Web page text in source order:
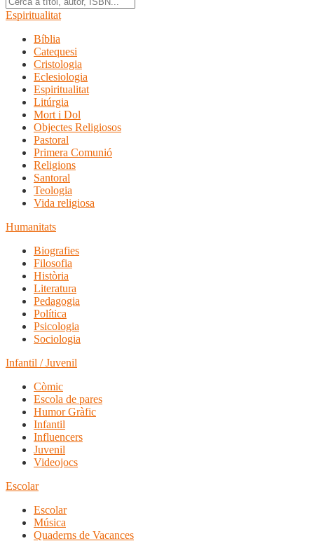
Espiritualitat
Bíblia
Catequesi
Cristologia
Eclesiologia
Espiritualitat
Litúrgia
Mort i Dol
Objectes Religiosos
Pastoral
Primera Comunió
Religions
Santoral
Teologia
Vida religiosa
Humanitats
Biografies
Filosofia
Història
Literatura
Pedagogia
Política
Psicologia
Sociologia
Infantil / Juvenil
Còmic
Escola de pares
Humor Gràfic
Infantil
Influencers
Juvenil
Videojocs
Escolar
Escolar
Música
Quaderns de Vacances